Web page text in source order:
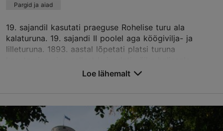
Pargid ja aiad
19. sajandil kasutati praeguse Rohelise turu ala
kalaturuna. 19. sajandi II poolel aga köögivilja- ja
lilleturuna. 1893. aastal lõpetati platsi turuna
Roheline turg, Tallinn
Vanalinn
Loe lähemalt